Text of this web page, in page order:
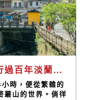
農稼探險日記：行過百年淡蘭的山城輕旅行
時，便從繁雜的
叢山的世界。倘徉